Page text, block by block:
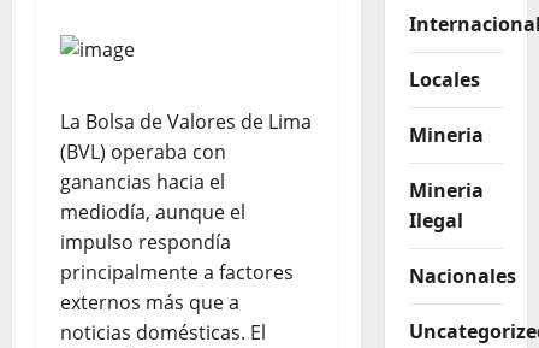
La Bolsa de Valores de Lima
(BVL) operaba con
ganancias hacia el
mediodía, aunque el
impulso respondía
principalmente a factores
externos más que a
noticias domésticas. El
Locales
Mineria
Mineria
Ilegal
Nacionales